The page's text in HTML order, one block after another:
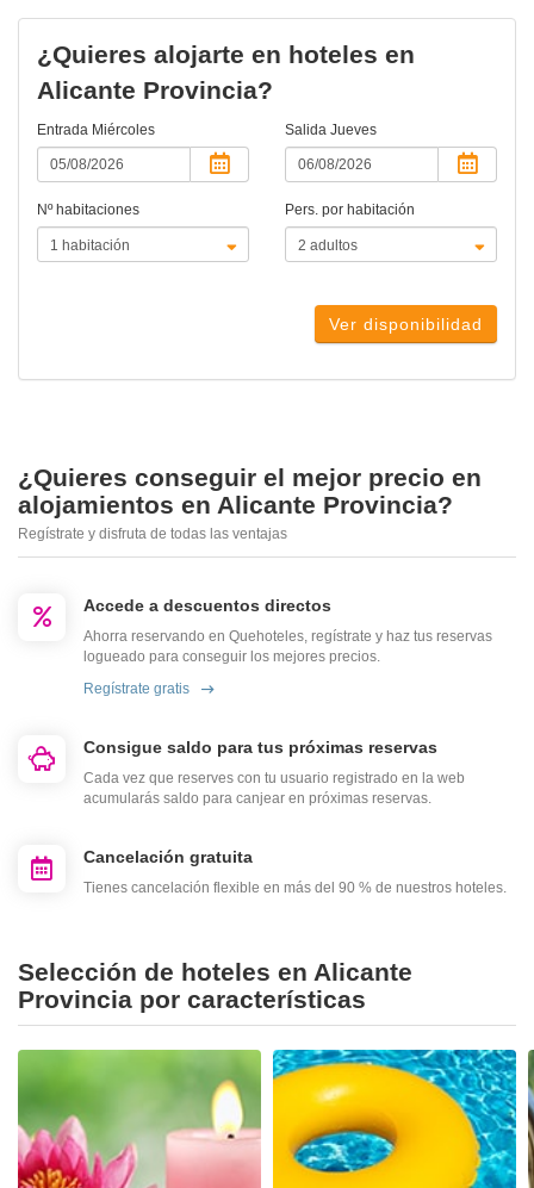
¿Quieres alojarte en hoteles en
Alicante Provincia?
Entrada Miércoles Salida Jueves
Nº habitaciones Pers. por habitación
Ver disponibilidad
¿Quieres conseguir el mejor precio en
alojamientos en Alicante Provincia?
Regístrate y disfruta de todas las ventajas
Accede a descuentos directos
Ahorra reservando en Quehoteles, regístrate y haz tus reservas
logueado para conseguir los mejores precios.
Regístrate gratis
Consigue saldo para tus próximas reservas
Cada vez que reserves con tu usuario registrado en la web
acumularás saldo para canjear en próximas reservas.
Cancelación gratuita
Tienes cancelación flexible en más del 90 % de nuestros hoteles.
Selección de hoteles en Alicante
Provincia por características